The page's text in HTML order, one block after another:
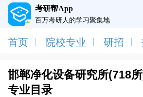
考研帮App
百万考研人的学习聚集地
首页 院校专业 研招
邯郸净化设备研究所(718
专业目录